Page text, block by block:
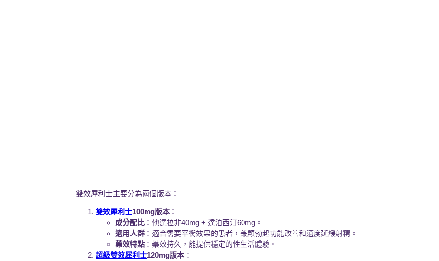
雙效犀利士主要分為兩個版本：
雙效犀利士100mg版本 ：
成分配比 ：他達拉非40mg + 達泊西汀60mg。
適用人群 ：適合需要平衡效果的患者，兼顧勃起功能改善和適度延緩射精。
藥效特點 ：藥效持久，能提供穩定的性生活體驗。
超級雙效犀利士120mg版本 ：